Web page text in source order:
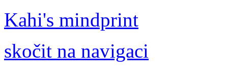
Kahi's mindprint
skočit na navigaci